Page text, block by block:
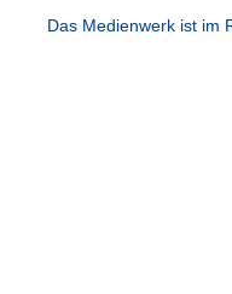
Das Medienwerk ist im